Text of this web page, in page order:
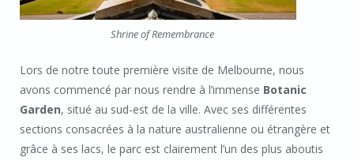
Shrine of Remembrance
Lors de notre toute première visite de Melbourne, nous
avons commencé par nous rendre à l’immense Botanic
Garden, situé au sud-est de la ville. Avec ses différentes
sections consacrées à la nature australienne ou étrangère et
grâce à ses lacs, le parc est clairement l’un des plus aboutis